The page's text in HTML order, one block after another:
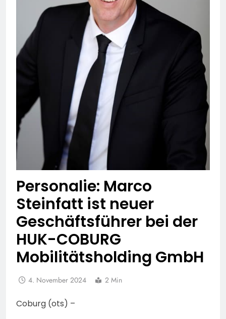
Personalie: Marco
Steinfatt ist neuer
Geschäftsführer bei der
HUK-COBURG
Mobilitätsholding GmbH
4. November 2024 2 Min
Coburg (ots) –